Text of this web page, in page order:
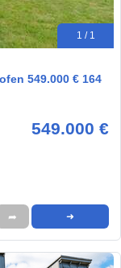
1 / 1
549.000 € 164
549.000 €
➦ ➜